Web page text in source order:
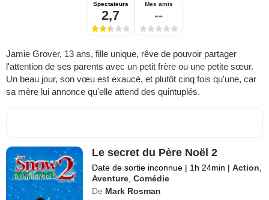
Spectateurs
2,7
Mes amis
--
Jamie Grover, 13 ans, fille unique, rêve de pouvoir partager
l'attention de ses parents avec un petit frère ou une petite sœur.
Un beau jour, son vœu est exaucé, et plutôt cinq fois qu'une, car
sa mère lui annonce qu'elle attend des quintuplés.
Le secret du Père Noël 2
Date de sortie inconnue | 1h 24min | Action,
Aventure,Comédie
De Mark Rosman